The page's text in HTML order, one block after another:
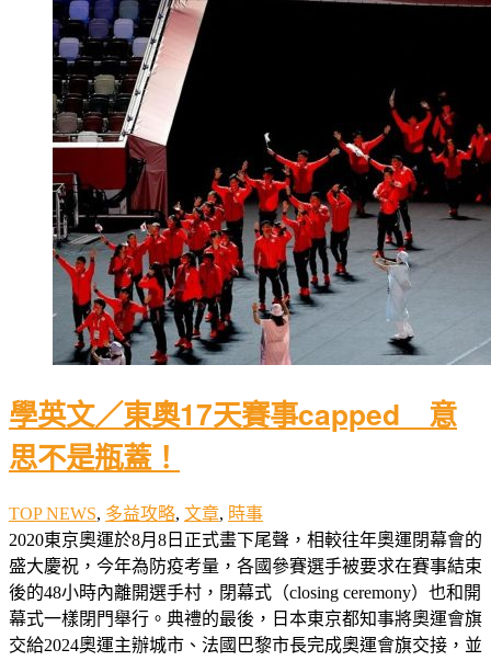
學英文／東奧17天賽事capped 意
思不是瓶蓋！
TOP NEWS, 多益攻略, 文章, 時事
2020東京奧運於8月8日正式畫下尾聲，相較往年奧運閉幕會的
盛大慶祝，今年為防疫考量，各國參賽選手被要求在賽事結束
後的48小時內離開選手村，閉幕式（closing ceremony）也和開
幕式一樣閉門舉行。典禮的最後，日本東京都知事將奧運會旗
交給2024奧運主辦城市、法國巴黎市長完成奧運會旗交接，並